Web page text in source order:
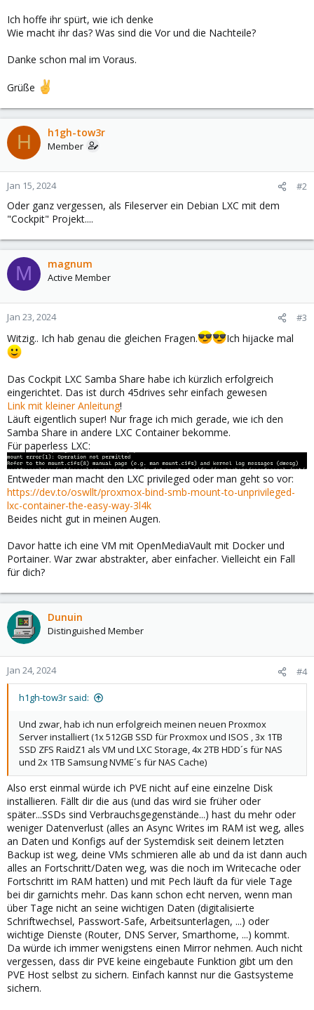
Ich hoffe ihr spürt, wie ich denke
Wie macht ihr das? Was sind die Vor und die Nachteile?
Danke schon mal im Voraus.
Grüße
H h1gh-tow3r
Member
Jan 15, 2024 #2
Oder ganz vergessen, als Fileserver ein Debian LXC mit dem
"Cockpit" Projekt....
M magnum
Active Member
Jan 23, 2024 #3
Witzig.. Ich hab genau die gleichen Fragen. Ich hijacke mal
Das Cockpit LXC Samba Share habe ich kürzlich erfolgreich
eingerichtet. Das ist durch 45drives sehr einfach gewesen
Link mit kleiner Anleitung!
Läuft eigentlich super! Nur frage ich mich gerade, wie ich den
Samba Share in andere LXC Container bekomme.
Für paperless LXC:
Entweder man macht den LXC privileged oder man geht so vor:
https://dev.to/oswllt/proxmox-bind-smb-mount-to-unprivileged-
lxc-container-the-easy-way-3l4k
Beides nicht gut in meinen Augen.
Davor hatte ich eine VM mit OpenMediaVault mit Docker und
Portainer. War zwar abstrakter, aber einfacher. Vielleicht ein Fall
für dich?
Dunuin
Distinguished Member
Jan 24, 2024 #4
h1gh-tow3r said:
Und zwar, hab ich nun erfolgreich meinen neuen Proxmox
Server installiert (1x 512GB SSD für Proxmox und ISOS , 3x 1TB
SSD ZFS RaidZ1 als VM und LXC Storage, 4x 2TB HDD´s für NAS
und 2x 1TB Samsung NVME´s für NAS Cache)
Also erst einmal würde ich PVE nicht auf eine einzelne Disk
installieren. Fällt dir die aus (und das wird sie früher oder
später...SSDs sind Verbrauchsgegenstände...) hast du mehr oder
weniger Datenverlust (alles an Async Writes im RAM ist weg, alles
an Daten und Konfigs auf der Systemdisk seit deinem letzten
Backup ist weg, deine VMs schmieren alle ab und da ist dann auch
alles an Fortschritt/Daten weg, was die noch im Writecache oder
Fortschritt im RAM hatten) und mit Pech läuft da für viele Tage
bei dir garnichts mehr. Das kann schon echt nerven, wenn man
über Tage nicht an seine wichtigen Daten (digitalisierte
Schriftwechsel, Passwort-Safe, Arbeitsunterlagen, ...) oder
wichtige Dienste (Router, DNS Server, Smarthome, ...) kommt.
Da würde ich immer wenigstens einen Mirror nehmen. Auch nicht
vergessen, dass dir PVE keine eingebaute Funktion gibt um den
PVE Host selbst zu sichern. Einfach kannst nur die Gastsysteme
sichern.